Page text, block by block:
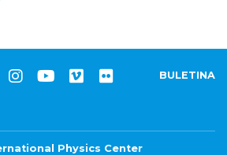
BULETINA
Physics Center